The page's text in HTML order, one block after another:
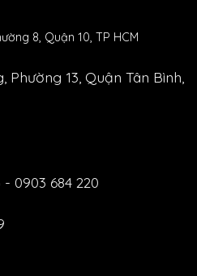
8, Quận 10, TP HCM
Phường 13, Quận Tân Bình,
0903 684 220